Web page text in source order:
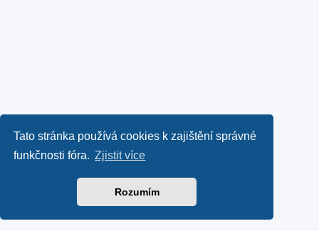
Tato stránka používá cookies k zajištění správné
funkčnosti fóra. Zjistit více
Rozumím